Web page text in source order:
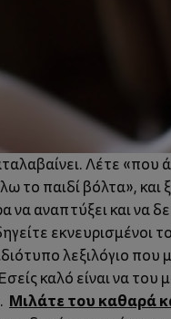
Λέτε
το παιδί βόλτα», και
αναπτύξει και να
εκνευρισμένοι
λεξιλόγιο που
καλό είναι να του
Μιλάτε του καθαρά